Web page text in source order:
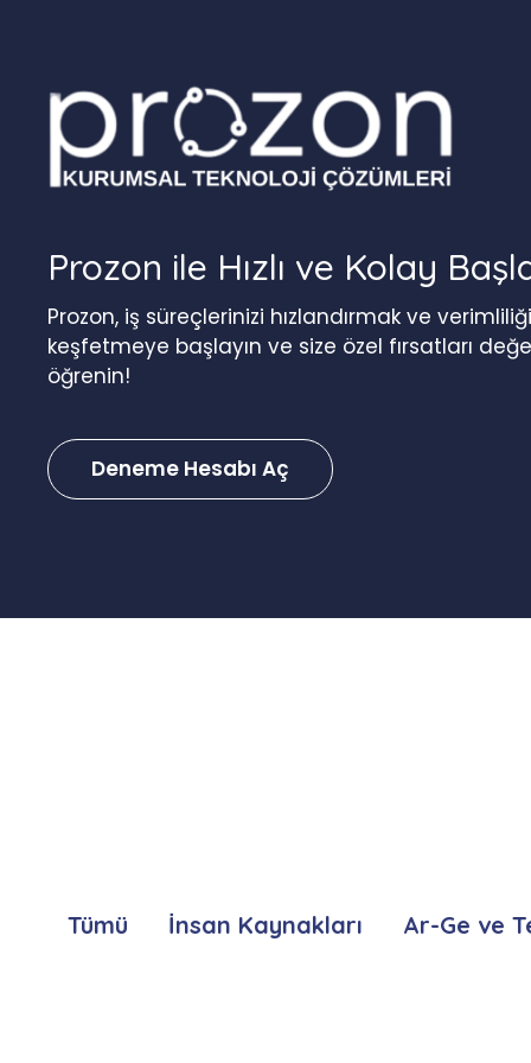
Prozon ile Hızlı ve Kolay
Prozon, iş süreçlerinizi hızlandırmak ve
keşfetmeye başlayın ve size özel fırsatları
öğrenin!
Deneme Hesabı Aç
Tümü İnsan Kaynakları Ar-Ge ve